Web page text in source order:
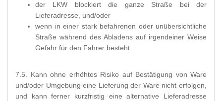
der LKW blockiert die ganze Straße bei der
Lieferadresse, und/oder
wenn in einer stark befahrenen oder unübersichtliche
Straße während des Abladens auf irgendeiner Weise
Gefahr für den Fahrer besteht.
7.5. Kann ohne erhöhtes Risiko auf Bestätigung von Ware
und/oder Umgebung eine Lieferung der Ware nicht erfolgen,
und kann ferner kurzfristig eine alternative Lieferadresse